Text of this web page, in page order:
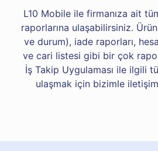
L10 Mobile ile firmanıza ait
raporlarına ulaşabilirsiniz. Ürün
ve durum), iade raporları,
ve cari listesi gibi bir çok
İş Takip Uygulaması ile ilgili
ulaşmak için bizimle